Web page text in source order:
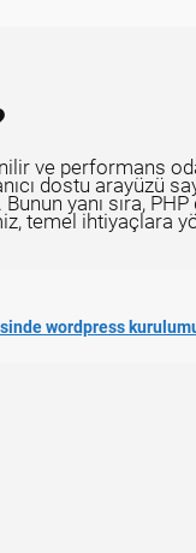
ve performans
dostu arayüzü
yanı sıra,
temel ihtiyaçlara